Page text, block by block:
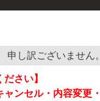
申し訳ございません
さい】
ャンセル・内容変更